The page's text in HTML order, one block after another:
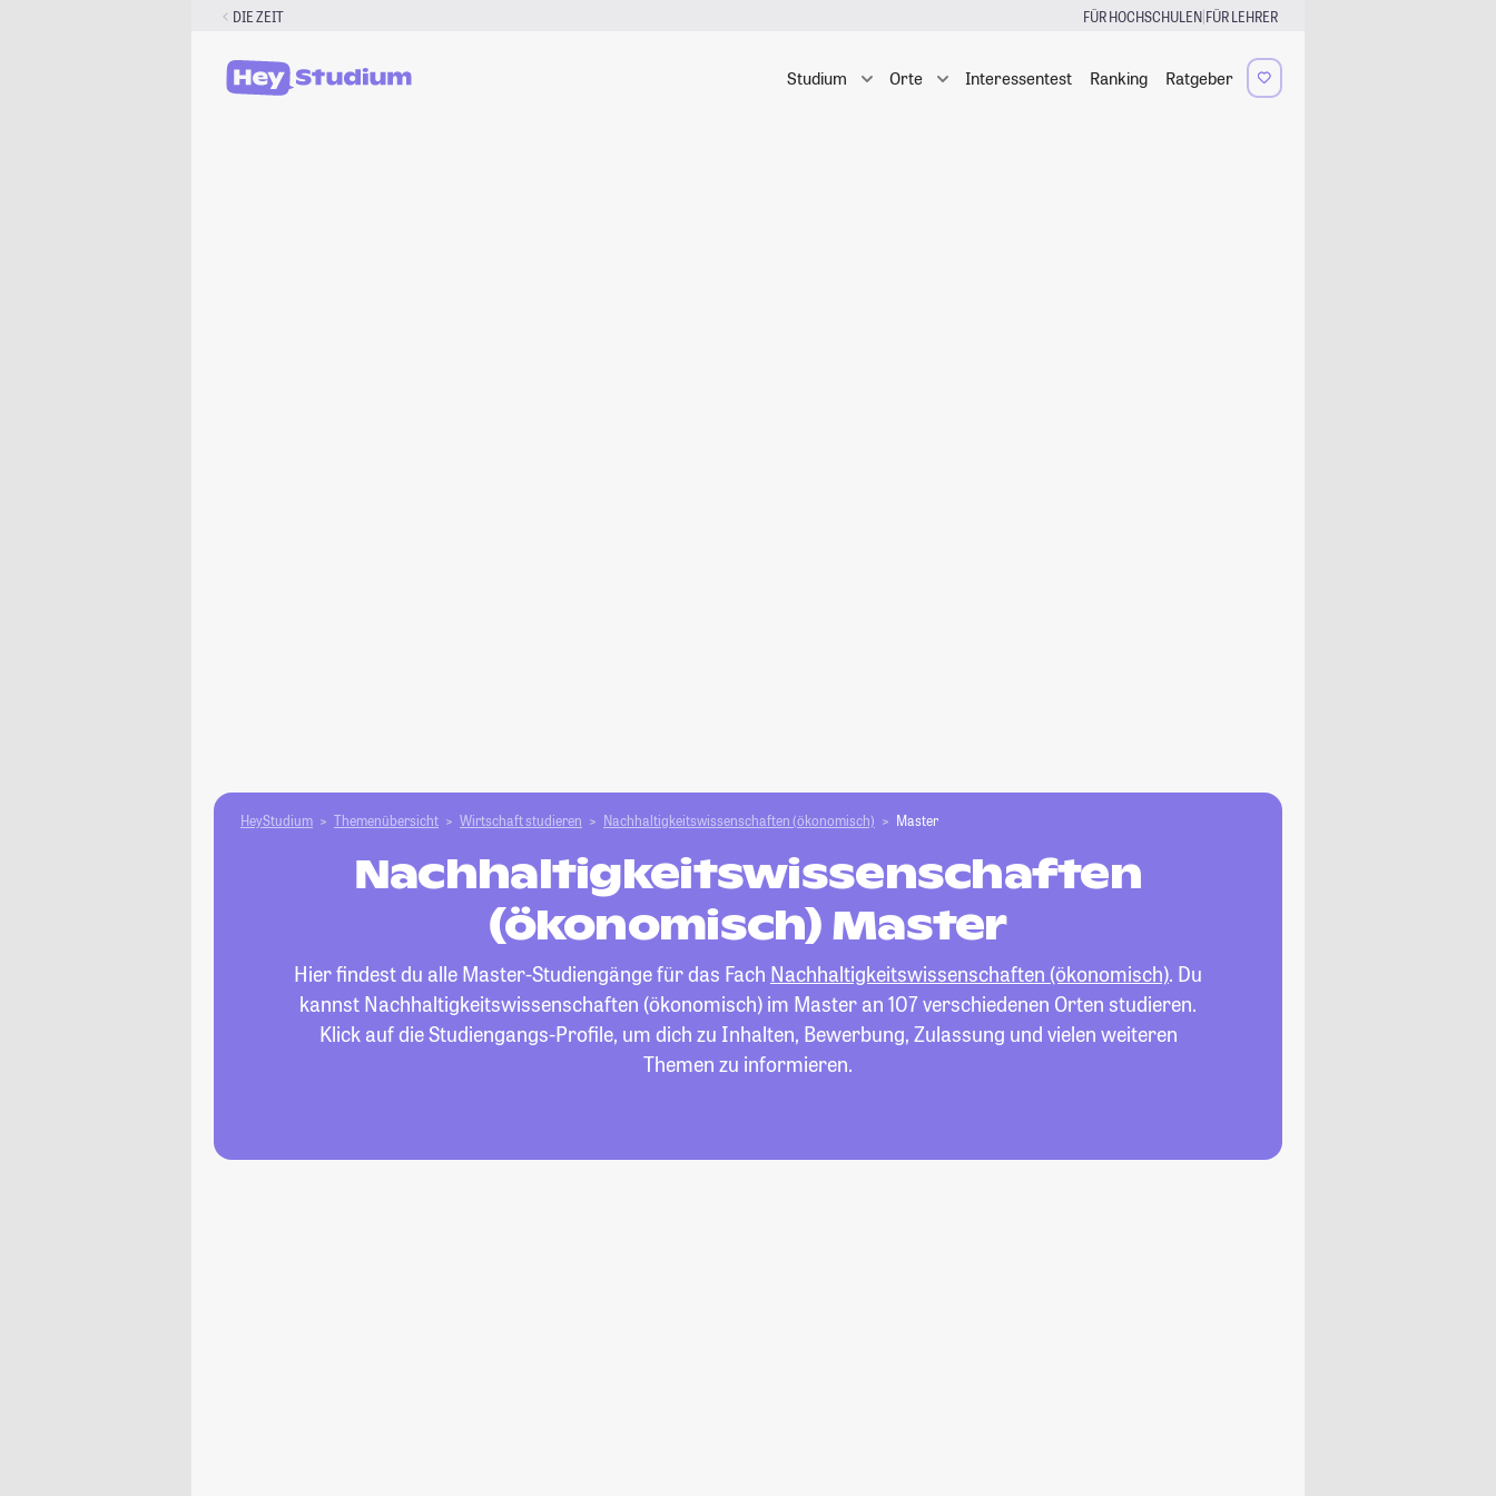
DIE ZEIT FÜR HOCHSCHULEN|FÜR LEHRER
Studium Orte Interessentest Ranking Ratgeber
HeyStudium Themenübersicht Wirtschaft studieren Nachhaltigkeitswissenschaften (ökonomisch) Master
Nachhaltigkeitswissenschaften
(ökonomisch) Master
Hier findest du alle Master-Studiengänge für das Fach Nachhaltigkeitswissenschaften (ökonomisch). Du
kannst Nachhaltigkeitswissenschaften (ökonomisch) im Master an 107 verschiedenen Orten studieren.
Klick auf die Studiengangs-Profile, um dich zu Inhalten, Bewerbung, Zulassung und vielen weiteren
Themen zu informieren.